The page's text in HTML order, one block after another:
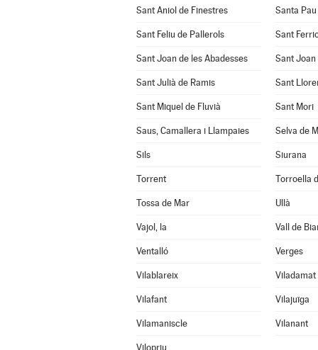
Sant Aniol de Finestres Santa Pau
Sant Feliu de Pallerols Sant
Sant Joan de les Abadesses Sant Joan
Sant Julià de Ramis Sant
Sant Miquel de Fluvià Sant Mori
Saus, Camallera i Llampaies Selva de
Sils Siurana
Torrent Torroella
Tossa de Mar Ullà
Vajol, la Vall de
Ventalló Verges
Vilablareix Viladamat
Vilafant Vilajuïga
Vilamaniscle Vilanant
Vilopriu